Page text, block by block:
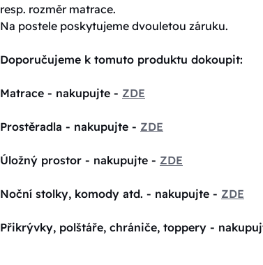
resp. rozměr matrace.
Na postele poskytujeme dvouletou záruku.
Doporučujeme k tomuto produktu dokoupit:
Matrace - nakupujte - ZDE
Prostěradla - nakupujte - ZDE
Úložný prostor - nakupujte - ZDE
Noční stolky, komody atd. - nakupujte - ZDE
Přikrývky, polštáře, chrániče, toppery -